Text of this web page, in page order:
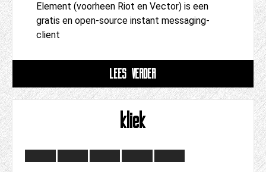
Element (voorheen Riot en Vector) is een
gratis en open-source instant messaging-
client
LEES VERDER
kliek